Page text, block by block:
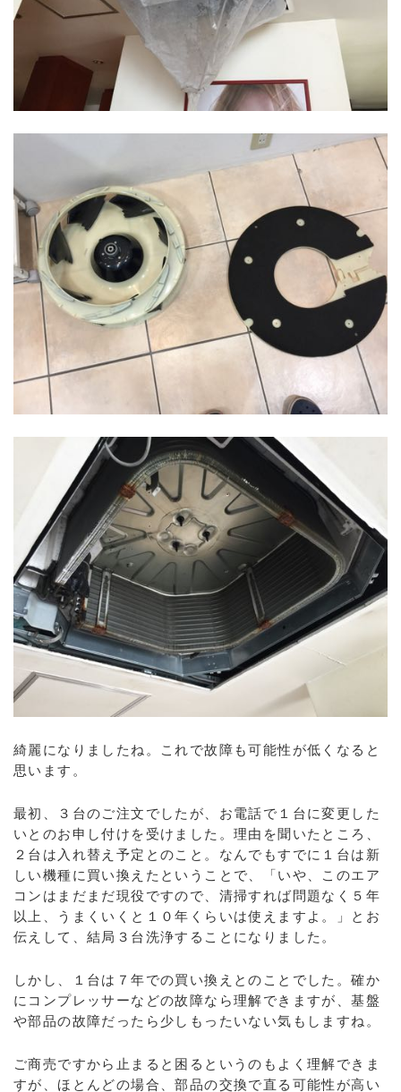
綺麗になりましたね。これで故障も可能性が低くなると
思います。
最初、３台のご注文でしたが、お電話で１台に変更した
いとのお申し付けを受けました。理由を聞いたところ、
２台は入れ替え予定とのこと。なんでもすでに１台は新
しい機種に買い換えたということで、「いや、このエア
コンはまだまだ現役ですので、清掃すれば問題なく５年
以上、うまくいくと１０年くらいは使えますよ。」とお
伝えして、結局３台洗浄することになりました。
しかし、１台は７年での買い換えとのことでした。確か
にコンプレッサーなどの故障なら理解できますが、基盤
や部品の故障だったら少しもったいない気もしますね。
ご商売ですから止まると困るというのもよく理解できま
すが、ほとんどの場合、部品の交換で直る可能性が高い